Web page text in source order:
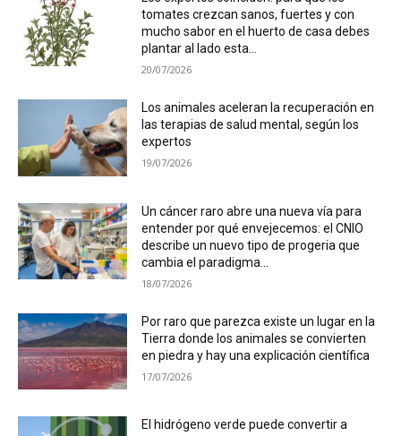
tomates crezcan sanos, fuertes y con
mucho sabor en el huerto de casa debes
plantar al lado esta...
20/07/2026
Los animales aceleran la recuperación en
las terapias de salud mental, según los
expertos
19/07/2026
Un cáncer raro abre una nueva vía para
entender por qué envejecemos: el CNIO
describe un nuevo tipo de progeria que
cambia el paradigma...
18/07/2026
Por raro que parezca existe un lugar en la
Tierra donde los animales se convierten
en piedra y hay una explicación científica
17/07/2026
El hidrógeno verde puede convertir a